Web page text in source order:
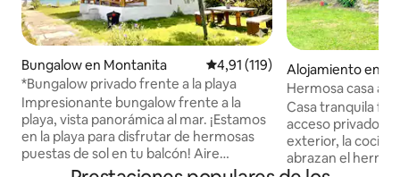
Bungalow en Montanita Calificación promedio: 4,91 de
4,91 (119)
*Bungalow privado frente a la playa
Impresionante bungalow frente a la
playa, vista panorámica al mar. ¡Estamos
en la playa para disfrutar de hermosas
puestas de sol en tu balcón! Aire
acondicionado, cocina completa, wifi
Alojamiento en
Hermosa casa a
Casa tranquila
acceso privado a
exterior, la
abrazan el